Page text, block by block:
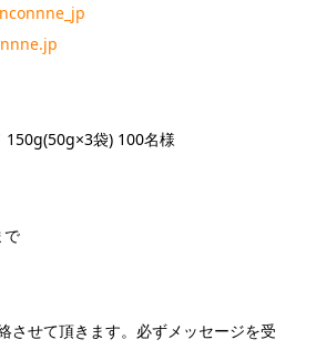
150g(50g×3袋) 100名様
で
させて頂きます。必ずメッセージを受